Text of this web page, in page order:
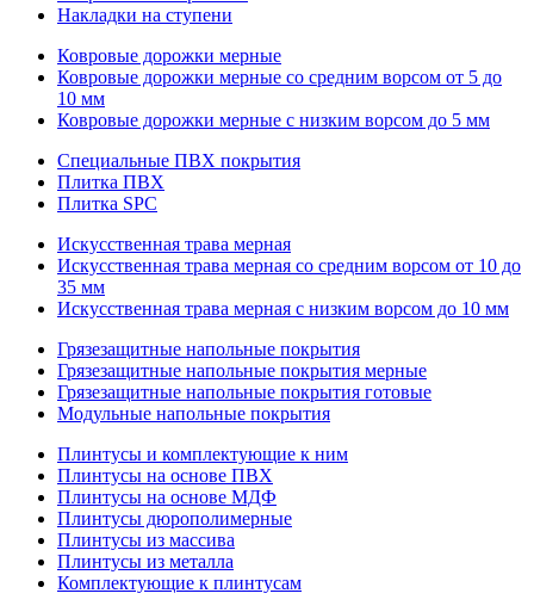
Накладки на ступени
Ковровые дорожки мерные
Ковровые дорожки мерные со средним ворсом от 5 до
10 мм
Ковровые дорожки мерные с низким ворсом до 5 мм
Специальные ПВХ покрытия
Плитка ПВХ
Плитка SPC
Искуccтвенная трава мерная
Искусственная трава мерная со средним ворсом от 10 до
35 мм
Искусственная трава мерная с низким ворсом до 10 мм
Грязезащитные напольные покрытия
Грязезащитные напольные покрытия мерные
Грязезащитные напольные покрытия готовые
Модульные напольные покрытия
Плинтусы и комплектующие к ним
Плинтусы на основе ПВХ
Плинтусы на основе МДФ
Плинтусы дюрополимерные
Плинтусы из массива
Плинтусы из металла
Комплектующие к плинтусам